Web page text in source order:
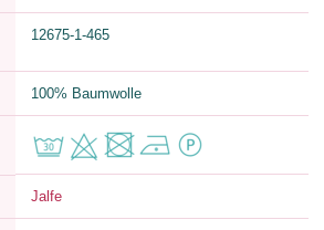
12675-1-465
100% Baumwolle
Jalfe